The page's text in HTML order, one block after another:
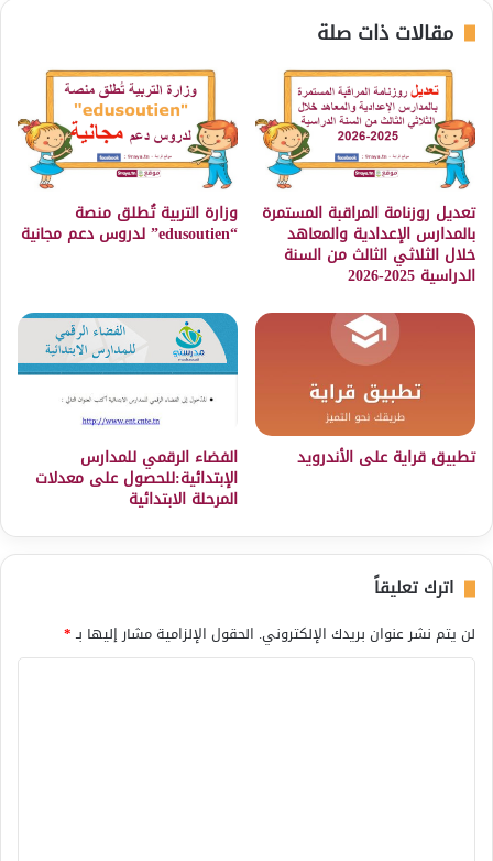
مقالات ذات صلة
تعديل روزنامة المراقبة المستمرة
بالمدارس الإعدادية والمعاهد
خلال الثلاثي الثالث من السنة
الدراسية 2025-2026
وزارة التربية تُطلق منصة
“edusoutien” لدروس دعم مجانية
تطبيق قراية على الأندرويد الفضاء الرقمي للمدارس
الإبتدائية:للحصول على معدلات
المرحلة الابتدائية
اترك تعليقاً
لن يتم نشر عنوان بريدك الإلكتروني. الحقول الإلزامية مشار إليها بـ*